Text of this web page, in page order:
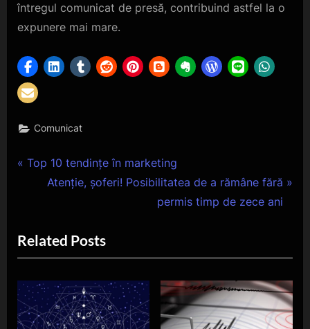
întregul comunicat de presă, contribuind astfel la o
expunere mai mare.
Comunicat
Navigare
P
i
o
u
s
P
Top 10 tendințe în marketing
N
t
P
o
s
t
Atenție, șoferi! Posibilitatea de a rămâne fără
permis timp de zece ani
Related Posts